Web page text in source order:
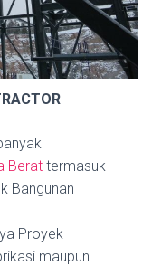
Berat termasuk
Bangunan
Proyek
maupun